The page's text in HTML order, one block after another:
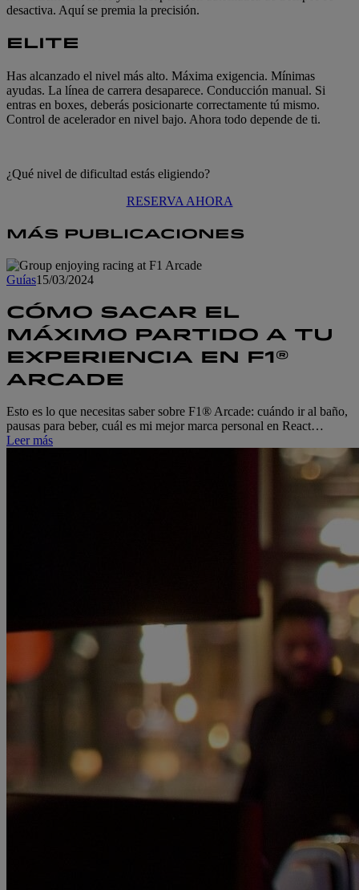
desactiva. Aquí se premia la precisión.
ELITE
Has alcanzado el nivel más alto. Máxima exigencia. Mínimas
ayudas. La línea de carrera desaparece. Conducción manual. Si
entras en boxes, deberás posicionarte correctamente tú mismo.
Control de acelerador en nivel bajo. Ahora todo depende de ti.
¿Qué nivel de dificultad estás eligiendo?
RESERVA AHORA
MÁS PUBLICACIONES
Guías15/03/2024
CÓMO SACAR EL
MÁXIMO PARTIDO A TU
EXPERIENCIA EN F1®
ARCADE
Esto es lo que necesitas saber sobre F1® Arcade: cuándo ir al baño,
pausas para beber, cuál es mi mejor marca personal en React…
Leer más